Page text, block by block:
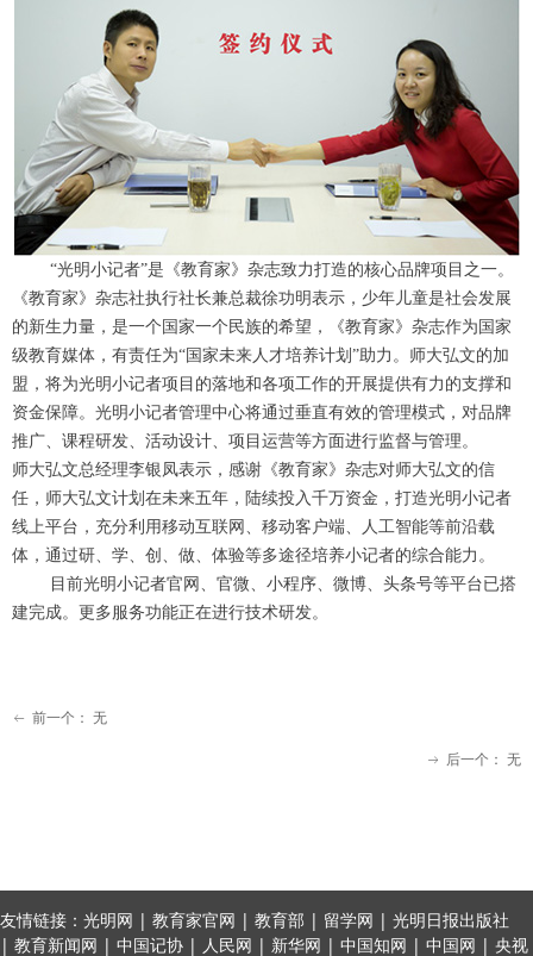
“光明小记者”是《教育家》杂志致力打造的核心品牌项目之一。
《教育家》杂志社执行社长兼总裁徐功明表示，少年儿童是社会发展
的新生力量，是一个国家一个民族的希望，《教育家》杂志作为国家
级教育媒体，有责任为“国家未来人才培养计划”助力。师大弘文的加
盟，将为光明小记者项目的落地和各项工作的开展提供有力的支撑和
资金保障。光明小记者管理中心将通过垂直有效的管理模式，对品牌
推广、课程研发、活动设计、项目运营等方面进行监督与管理。
师大弘文总经理李银凤表示，感谢《教育家》杂志对师大弘文的信
任，师大弘文计划在未来五年，陆续投入千万资金，打造光明小记者
线上平台，充分利用移动互联网、移动客户端、人工智能等前沿载
体，通过研、学、创、做、体验等多途径培养小记者的综合能力。
目前光明小记者官网、官微、小程序、微博、头条号等平台已搭
建完成。更多服务功能正在进行技术研发。
ꂃ 前一个： 无
ꁹ 后一个： 无
友情链接：光明网 | 教育家官网 | 教育部 | 留学网 | 光明日报出版社
| 教育新闻网 | 中国记协 | 人民网 | 新华网 | 中国知网 | 中国网 | 央视